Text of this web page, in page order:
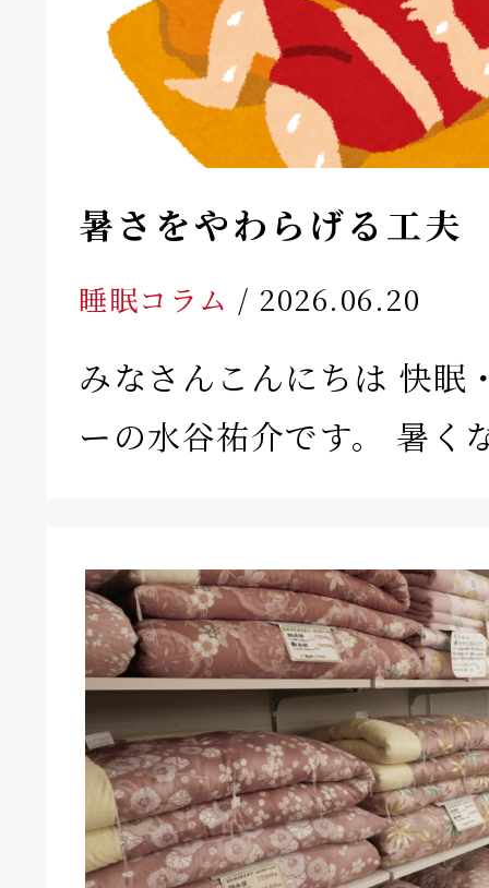
暑さをやわらげる工夫
睡眠コラム / 2026.06.20
みなさんこんにちは 快眠
ーの水谷祐介です。 暑く